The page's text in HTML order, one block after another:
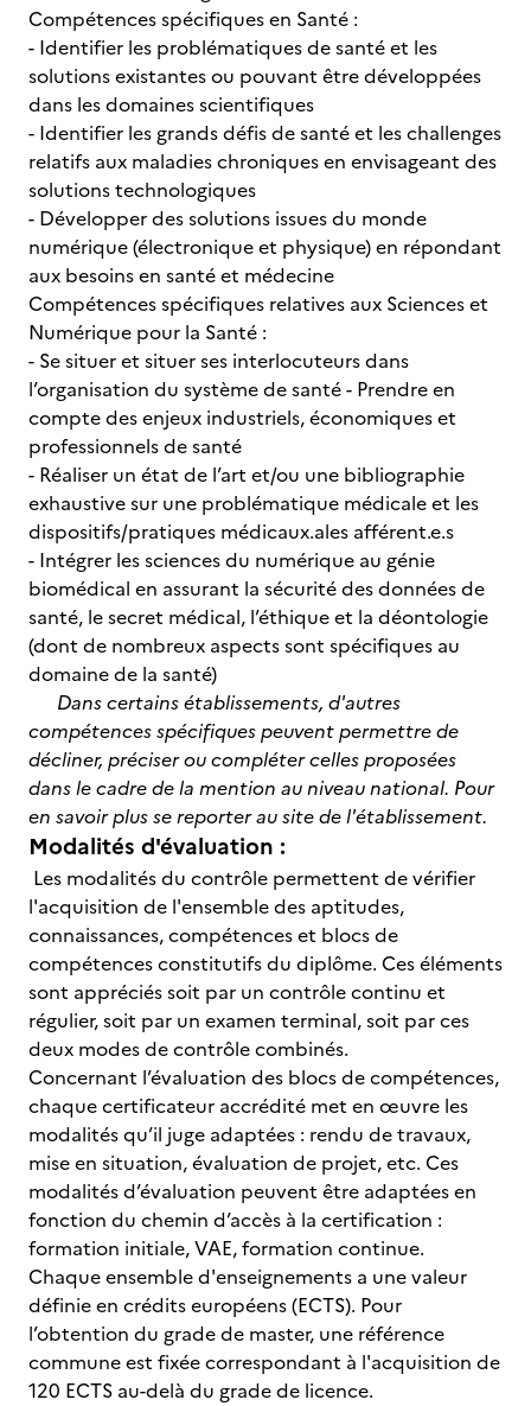
Compétences spécifiques en Santé :
- Identifier les problématiques de santé et les
solutions existantes ou pouvant être développées
dans les domaines scientifiques
- Identifier les grands défis de santé et les challenges
relatifs aux maladies chroniques en envisageant des
solutions technologiques
- Développer des solutions issues du monde
numérique (électronique et physique) en répondant
aux besoins en santé et médecine
Compétences spécifiques relatives aux Sciences et
Numérique pour la Santé :
- Se situer et situer ses interlocuteurs dans
l’organisation du système de santé - Prendre en
compte des enjeux industriels, économiques et
professionnels de santé
- Réaliser un état de l’art et/ou une bibliographie
exhaustive sur une problématique médicale et les
dispositifs/pratiques médicaux.ales afférent.e.s
- Intégrer les sciences du numérique au génie
biomédical en assurant la sécurité des données de
santé, le secret médical, l’éthique et la déontologie
(dont de nombreux aspects sont spécifiques au
domaine de la santé)
Dans certains établissements, d'autres
compétences spécifiques peuvent permettre de
décliner, préciser ou compléter celles proposées
dans le cadre de la mention au niveau national. Pour
en savoir plus se reporter au site de l'établissement.
Modalités d'évaluation :
Les modalités du contrôle permettent de vérifier
l'acquisition de l'ensemble des aptitudes,
connaissances, compétences et blocs de
compétences constitutifs du diplôme. Ces éléments
sont appréciés soit par un contrôle continu et
régulier, soit par un examen terminal, soit par ces
deux modes de contrôle combinés.
Concernant l’évaluation des blocs de compétences,
chaque certificateur accrédité met en œuvre les
modalités qu’il juge adaptées : rendu de travaux,
mise en situation, évaluation de projet, etc. Ces
modalités d’évaluation peuvent être adaptées en
fonction du chemin d’accès à la certification :
formation initiale, VAE, formation continue.
Chaque ensemble d'enseignements a une valeur
définie en crédits européens (ECTS). Pour
l’obtention du grade de master, une référence
commune est fixée correspondant à l'acquisition de
120 ECTS au-delà du grade de licence.